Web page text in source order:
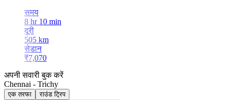
समय
8 hr 10 min
दूरी
505 km
सेडान
₹7,070
अपनी सवारी बुक करें
Chennai - Trichy
एक तरफा राउंड ट्रिप